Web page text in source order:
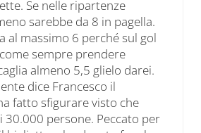
Se nelle ripartenze
sarebbe da 8 in pagella.
al massimo 6 perché sul gol
sempre prendere
almeno 5,5 glielo darei.
dice Francesco il
fatto sfigurare visto che
30.000 persone. Peccato per